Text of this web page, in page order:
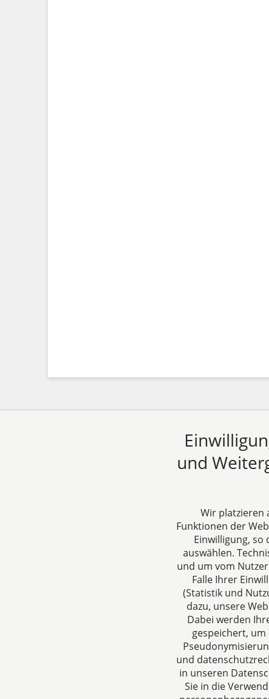
Über
DH&K ist
denken
Niveau
sind die
und
Wir platzieren
Funktionen der
Einwilligung, so
auswählen.
und um vom
Falle Ihrer
(Statistik und
dazu, unsere
Dabei werden
gespeichert, um
und
in unseren
Sie in die